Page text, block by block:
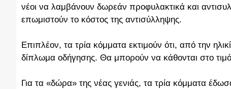
νέοι να λαμβάνουν δωρεάν προφυλακτικά και
επωμιστούν το κόστος της αντισύλληψης.
Επιπλέον, τα τρία κόμματα εκτιμούν ότι, από την
δίπλωμα οδήγησης. Θα μπορούν να κάθονται στο
Για τα «δώρα» της νέας γενιάς, τα τρία κόμματα